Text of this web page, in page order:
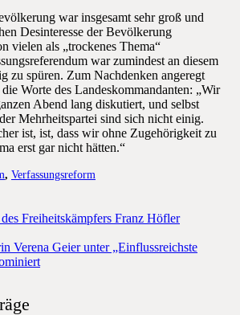
war insgesamt sehr groß und
Desinteresse der Bevölkerung
vielen als „trockenes Thema“
war zumindest an diesem
zu spüren. Zum Nachdenken angeregt
Worte des Landeskommandanten: „Wir
Abend lang diskutiert, und selbst
Mehrheitspartei sind sich nicht einig.
ist, ist, dass wir ohne Zugehörigkeit zu
erst gar nicht hätten.“
, Verfassungsreform
Freiheitskämpfers Franz Höfler
Verena Geier unter „Einflussreichste